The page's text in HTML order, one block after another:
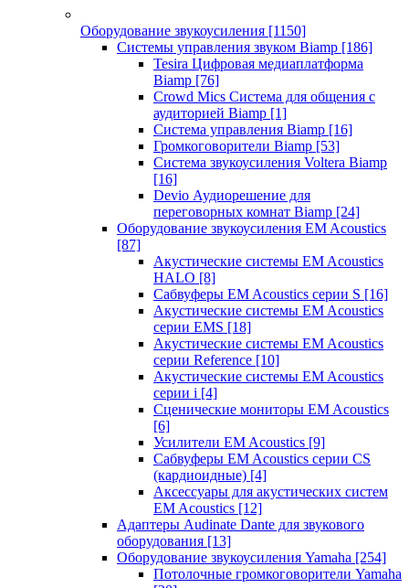
Оборудование звукоусиления [1150]
Системы управления звуком Biamp [186]
Tesira Цифровая медиаплатформа
Biamp [76]
Crowd Mics Система для общения с
аудиторией Biamp [1]
Система управления Biamp [16]
Громкоговорители Biamp [53]
Система звукоусиления Voltera Biamp
[16]
Devio Аудиорешение для
переговорных комнат Biamp [24]
Оборудование звукоусиления EM Acoustics
[87]
Акустические системы EM Acoustics
HALO [8]
Сабвуферы EM Acoustics серии S [16]
Акустические системы EM Acoustics
серии EMS [18]
Акустические системы EM Acoustics
серии Reference [10]
Акустические системы EM Acoustics
серии i [4]
Сценические мониторы EM Acoustics
[6]
Усилители EM Acoustics [9]
Сабвуферы EM Acoustics серии CS
(кардиоидные) [4]
Аксессуары для акустических систем
EM Acoustics [12]
Адаптеры Audinate Dante для звукового
оборудования [13]
Оборудование звукоусиления Yamaha [254]
Потолочные громкоговорители Yamaha